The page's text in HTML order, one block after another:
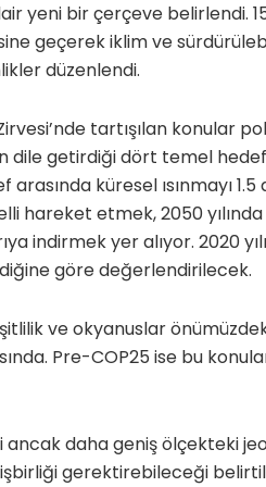
yeni bir çerçeve belirlendi.
geçerek iklim ve
düzenlendi.
tartışılan konular
dile getirdiği dört temel
küresel ısınmayı 1.5
hareket etmek, 2050
indirmek yer alıyor. 2020
göre değerlendirilecek.
ve okyanuslar
Pre-COP25 ise bu
daha geniş ölçekteki
gerektirebileceği